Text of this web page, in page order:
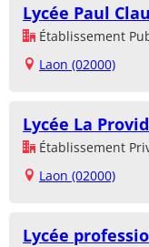
Lycée Paul
Établissement
Laon (02000)
Lycée La
Établissement
Laon (02000)
Lycée